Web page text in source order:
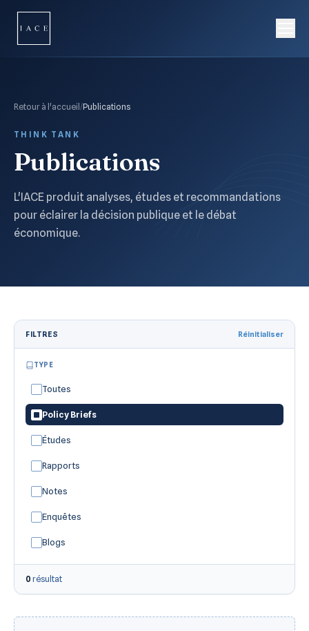
Retour à l'accueil /Publications
THINK TANK
Publications
L'IACE produit analyses, études et recommandations
pour éclairer la décision publique et le débat
économique.
FILTRES Réinitialiser
TYPE
Toutes
Policy Briefs
Études
Rapports
Notes
Enquêtes
Blogs
0 résultat